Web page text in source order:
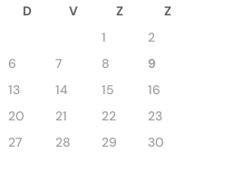
D V Z
Z
1
2
6 7 8
9
13 14 15
16
20 21 22
23
27 28 29
30